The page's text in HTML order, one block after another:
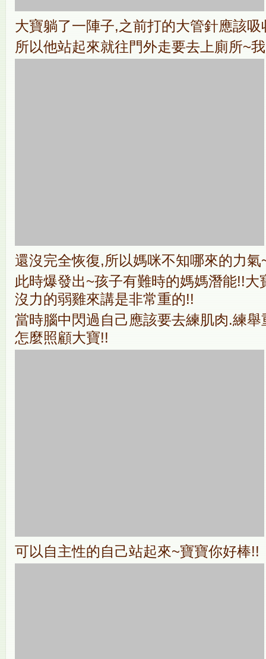
大寶躺了一陣子,之前打的大管針應該吸
所以他站起來就往門外走要去上廁所~
還沒完全恢復,所以媽咪不知哪來的力
此時爆發出~孩子有難時的媽媽潛能!!
沒力的弱雞來講是非常重的!!
當時腦中閃過自己應該要去練肌肉.練
怎麼照顧大寶!!
可以自主性的自己站起來~寶寶你好棒!!